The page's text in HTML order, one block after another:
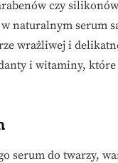
czy
naturalnym serum
wrażliwej i
i witaminy,
serum do twarzy,